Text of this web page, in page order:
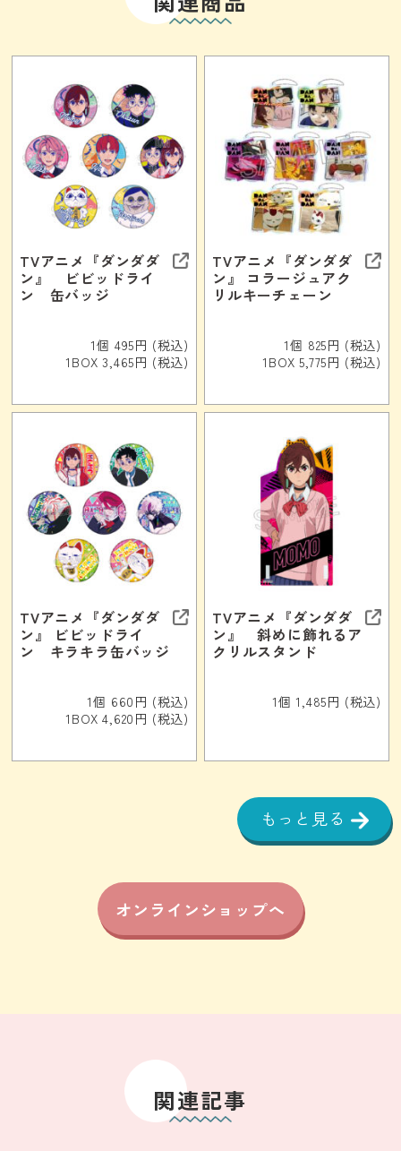
TVアニメ『ダンダダ
ン』 ビビッドライ
ン 缶バッジ
1個 495円 (税込)
1BOX 3,465円 (税込)
TVアニメ『ダンダダ
ン』 コラージュアク
リルキーチェーン
1個 825円 (税込)
1BOX 5,775円 (税込)
TVアニメ『ダンダダ
ン』 ビビッドライ
ン キラキラ缶バッジ
1個 660円 (税込)
1BOX 4,620円 (税込)
TVアニメ『ダンダダ
ン』 斜めに飾れるア
クリルスタンド
1個 1,485円 (税込)
もっと見る
オンラインショップへ
関連記事